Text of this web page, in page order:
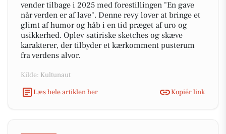
vender tilbage i 2025 med forestillingen "En gave
når verden er af lave". Denne revy lover at bringe et
glimt af humor og håb i en tid præget af uro og
usikkerhed. Oplev satiriske sketches og skæve
karakterer, der tilbyder et kærkomment pusterum
fra verdens alvor.
Kilde: Kultunaut
Læs hele artiklen her
Kopiér link